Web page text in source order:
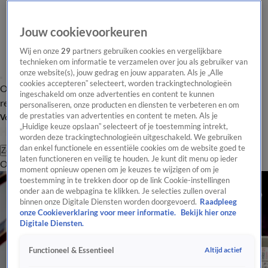
Overzicht Laatste nieuws Regionieuws Het beste van Hart
Tip de
redactie
Volg Hart van Nederland
Zoeken
OverzichtRegioUitzendingenWeerTip de redactiePanelVideo's
Jouw cookievoorkeuren
Wij en onze29 partners gebruiken cookies en vergelijkbare
technieken om informatie te verzamelen over jou als gebruiker van
onze website(s), jouw gedrag en jouw apparaten. Als je „Alle
cookies accepteren” selecteert, worden trackingtechnologieën
ingeschakeld om onze advertenties en content te kunnen
personaliseren, onze producten en diensten te verbeteren en om
de prestaties van advertenties en content te meten. Als je
„Huidige keuze opslaan” selecteert of je toestemming intrekt,
worden deze trackingtechnologieën uitgeschakeld. We gebruiken
dan enkel functionele en essentiële cookies om de website goed te
laten functioneren en veilig te houden. Je kunt dit menu op ieder
moment opnieuw openen om je keuzes te wijzigen of om je
toestemming in te trekken door op de link Cookie-instellingen
onder aan de webpagina te klikken. Je selecties zullen overal
binnen onze Digitale Diensten worden doorgevoerd. Raadpleeg
onze Cookieverklaring voor meer informatie.
Bekijk hier onze
Digitale Diensten.
Functioneel & Essentieel Altijd actief